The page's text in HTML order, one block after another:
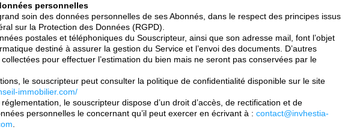
personnelles
soin des données personnelles de ses Abonnés, dans le respect des principes issus
sur la Protection des Données (RGPD).
postales et téléphoniques du Souscripteur, ainsi que son adresse mail, font l’objet
destiné à assurer la gestion du Service et l’envoi des documents. D’autres
pour effectuer l’estimation du bien mais ne seront pas conservées par le
le souscripteur peut consulter la politique de confidentialité disponible sur le site
immobilier.com/
le souscripteur dispose d’un droit d’accès, de rectification et de
personnelles le concernant qu’il peut exercer en écrivant à : contact@invhestia-